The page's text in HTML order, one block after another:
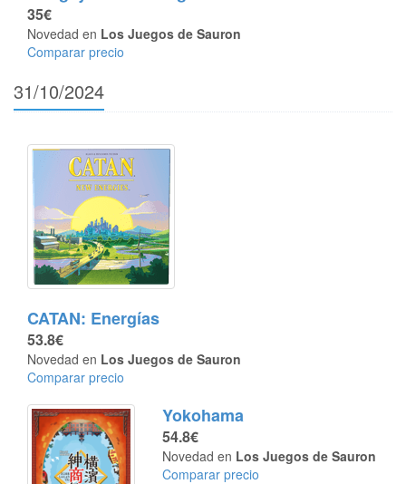
35€
Novedad en Los Juegos de Sauron
Comparar precio
31/10/2024
CATAN: Energías
53.8€
Novedad en Los Juegos de Sauron
Comparar precio
Yokohama
54.8€
Novedad en Los Juegos de Sauron
Comparar precio